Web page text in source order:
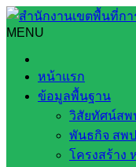
Skip
to
content
MENU
หน้าแรก
ข้อมูลพื้นฐาน
วิสัยทัศน์สพ
พันธกิจ สพป
โครงสร้าง
Search
ประมวลจริยธรรมและ
ประมวลจริยธ
จริยธรรม